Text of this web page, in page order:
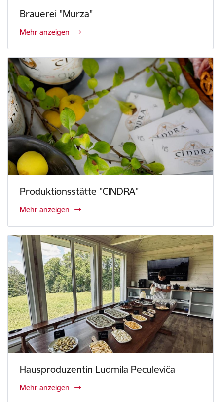
Brauerei "Murza"
Mehr anzeigen
Produktionsstätte "CINDRA"
Mehr anzeigen
Hausproduzentin Ludmila Peculeviča
Mehr anzeigen